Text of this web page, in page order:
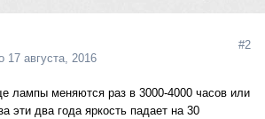
17 августа, 2016
#2
лампы меняются раз в 3000-4000 часов или
эти два года яркость падает на 30